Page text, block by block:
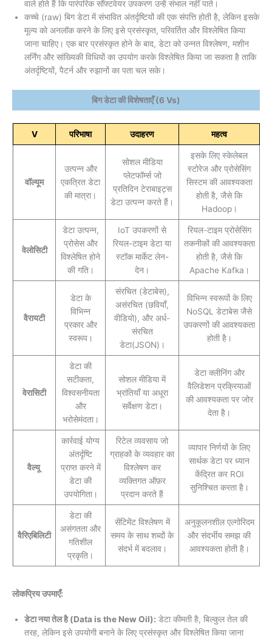
वाले होते हैं कि पारंपरिक सॉफ़्टवेयर उपकरण उन्हें संभाल नहीं पाते।
कच्चे (raw) बिग डेटा में संभावित अंतर्दृष्टियों की एक संपत्ति होती है, लेकिन इसके
मूल्य को अनलॉक करने के लिए इसे प्रसंस्कृत, परिवर्तित और विश्लेषित किया
जाना चाहिए। एक बार प्रसंस्कृत होने के बाद, डेटा को उन्नत विश्लेषण, मशीन
लर्निंग और सांख्यिकी विधियों का उपयोग करके विश्लेषित किया जा सकता है ताकि
अंतर्दृष्टियों, पैटर्न और रुझानों का पता चल सके।
बिग डेटा की विशेषताएँ (6 Vs)
V परिभाषा उदाहरण महत्व
वॉल्यूम
उत्पन्न और
एकत्रित डेटा
की मात्रा।
सोशल मीडिया
प्लेटफॉर्म्स जो
प्रतिदिन टेराबाइट्स
डेटा उत्पन्न करते हैं।
इसके लिए स्केलेबल
स्टोरेज और प्रोसेसिंग
सिस्टम की आवश्यकता
होती है, जैसे कि
Hadoop।
वेलोसिटी
डेटा उत्पन्न,
प्रोसेस और
विश्लेषित होने
की गति।
IoT उपकरणों से
रियल-टाइम डेटा या
स्टॉक मार्केट लेन-
देन।
रियल-टाइम प्रोसेसिंग
तकनीकों की आवश्यकता
होती है, जैसे कि
Apache Kafka।
वैरायटी
डेटा के
विभिन्न
प्रकार और
स्वरूप।
संरचित (डेटाबेस),
असंरचित (छवियाँ,
वीडियो), और अर्ध-
संरचित
डेटा(JSON)।
विभिन्न स्वरूपों के लिए
NoSQL डेटाबेस जैसे
उपकरणों की आवश्यकता
होती है।
वेरासिटी
डेटा की
सटीकता,
विश्वसनीयता
और
भरोसेमंदता।
सोशल मीडिया में
भ्रांतियाँ या अधूरा
सर्वेक्षण डेटा।
डेटा क्लीनिंग और
वैलिडेशन प्रक्रियाओं
की आवश्यकता पर जोर
देता है।
वैल्यू
कार्रवाई योग्य
अंतर्दृष्टि
प्राप्त करने में
डेटा की
उपयोगिता।
रिटेल व्यवसाय जो
ग्राहकों के व्यवहार का
विश्लेषण कर
व्यक्तिगत ऑफ़र
प्रदान करते हैं
व्यापार निर्णयों के लिए
सार्थक डेटा पर ध्यान
केंद्रित कर ROI
सुनिश्चित करता है।
वैरिएबिलिटी
डेटा की
असंगतता और
गतिशील
प्रकृति।
सेंटिमेंट विश्लेषण में
समय के साथ शब्दों के
संदर्भ में बदलाव।
अनुकूलनशील एल्गोरिदम
और संदर्भीय समझ की
आवश्यकता होती है।
लोकप्रिय उपमाएँ:
डेटा नया तेल है (Data is the New Oil): डेटा कीमती है, बिल्कुल तेल की
तरह, लेकिन इसे उपयोगी बनाने के लिए प्रसंस्कृत और विश्लेषित किया जाना